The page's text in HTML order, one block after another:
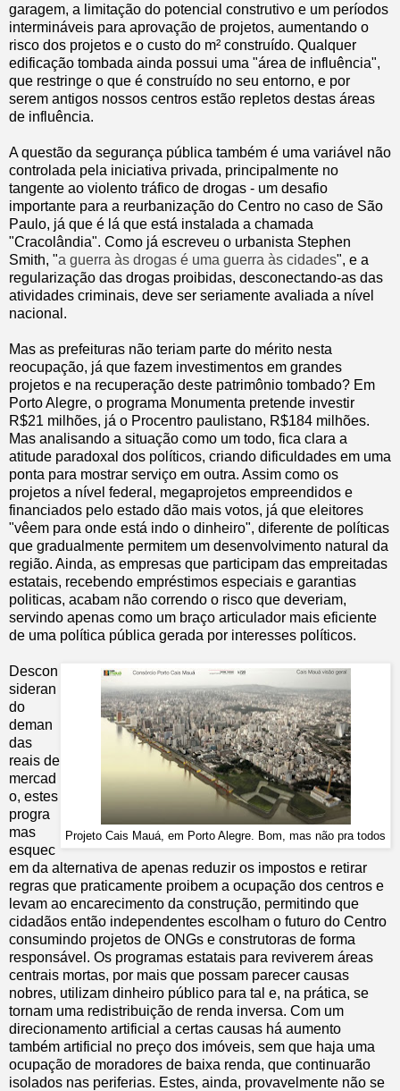
garagem, a limitação do potencial construtivo e um períodos
intermináveis para aprovação de projetos, aumentando o
risco dos projetos e o custo do m² construído. Qualquer
edificação tombada ainda possui uma "área de influência",
que restringe o que é construído no seu entorno, e por
serem antigos nossos centros estão repletos destas áreas
de influência.
A questão da segurança pública também é uma variável não
controlada pela iniciativa privada, principalmente no
tangente ao violento tráfico de drogas - um desafio
importante para a reurbanização do Centro no caso de São
Paulo, já que é lá que está instalada a chamada
"Cracolândia". Como já escreveu o urbanista Stephen
Smith, "a guerra às drogas é uma guerra às cidades", e a
regularização das drogas proibidas, desconectando-as das
atividades criminais, deve ser seriamente avaliada a nível
nacional.
Mas as prefeituras não teriam parte do mérito nesta
reocupação, já que fazem investimentos em grandes
projetos e na recuperação deste patrimônio tombado? Em
Porto Alegre, o programa Monumenta pretende investir
R$21 milhões, já o Procentro paulistano, R$184 milhões.
Mas analisando a situação como um todo, fica clara a
atitude paradoxal dos políticos, criando dificuldades em uma
ponta para mostrar serviço em outra. Assim como os
projetos a nível federal, megaprojetos empreendidos e
financiados pelo estado dão mais votos, já que eleitores
"vêem para onde está indo o dinheiro", diferente de políticas
que gradualmente permitem um desenvolvimento natural da
região. Ainda, as empresas que participam das empreitadas
estatais, recebendo empréstimos especiais e garantias
politicas, acabam não correndo o risco que deveriam,
servindo apenas como um braço articulador mais eficiente
de uma política pública gerada por interesses políticos.
Projeto Cais Mauá, em Porto Alegre. Bom, mas não pra todos
Descon
sideran
do
deman
das
reais de
mercad
o, estes
progra
mas
esquec
em da alternativa de apenas reduzir os impostos e retirar
regras que praticamente proibem a ocupação dos centros e
levam ao encarecimento da construção, permitindo que
cidadãos então independentes escolham o futuro do Centro
consumindo projetos de ONGs e construtoras de forma
responsável. Os programas estatais para reviverem áreas
centrais mortas, por mais que possam parecer causas
nobres, utilizam dinheiro público para tal e, na prática, se
tornam uma redistribuição de renda inversa. Com um
direcionamento artificial a certas causas há aumento
também artificial no preço dos imóveis, sem que haja uma
ocupação de moradores de baixa renda, que continuarão
isolados nas periferias. Estes, ainda, provavelmente não se